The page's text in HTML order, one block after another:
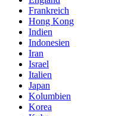
Frankreich
Hong Kong
Indien
Indonesien
Iran
Israel
Italien
Japan
Kolumbien
Korea